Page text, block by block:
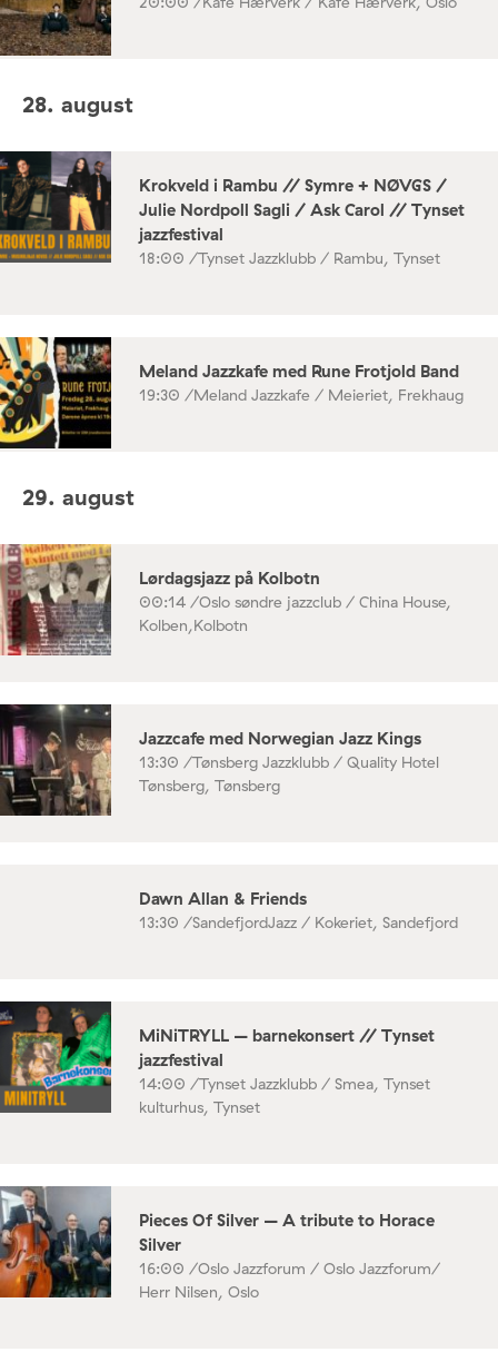
28. august
Krokveld i Rambu // Symre + NØVGS /
Julie Nordpoll Sagli / Ask Carol // Tynset
jazzfestival
18:00 /Tynset Jazzklubb / Rambu, Tynset
Meland Jazzkafe med Rune Frotjold Band
19:30 /Meland Jazzkafe / Meieriet, Frekhaug
29. august
Lørdagsjazz på Kolbotn
00:14 /Oslo søndre jazzclub / China House,
Kolben,Kolbotn
Jazzcafe med Norwegian Jazz Kings
13:30 /Tønsberg Jazzklubb / Quality Hotel
Tønsberg, Tønsberg
Dawn Allan & Friends
13:30 /SandefjordJazz / Kokeriet, Sandefjord
MiNiTRYLL – barnekonsert // Tynset
jazzfestival
14:00 /Tynset Jazzklubb / Smea, Tynset
kulturhus, Tynset
Pieces Of Silver – A tribute to Horace
Silver
16:00 /Oslo Jazzforum / Oslo Jazzforum/
Herr Nilsen, Oslo